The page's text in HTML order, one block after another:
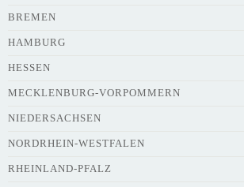
Webseite
Kurze Beschreibung des
BREMEN
HAMBURG
HESSEN
MECKLENBURG-VORPOMMERN
NIEDERSACHSEN
NORDRHEIN-WESTFALEN
RHEINLAND-PFALZ